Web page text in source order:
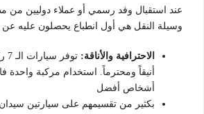
عند استقبال وفد رسمي أو عملاء دوليين من
وسيلة النقل هي أول انطباع يحصلون عليه
الاحترافية والأناقة:
أشخاص أفضل
بكثير من تقسيمهم على سيارتين